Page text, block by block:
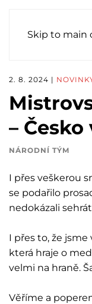
Skip to main
2. 8. 2024 |
–
NÁRODNÍ TÝM
I přes veškerou
se podařilo
nedokázali
I přes to, že
která hraje o
velmi na hraně.
Věříme a